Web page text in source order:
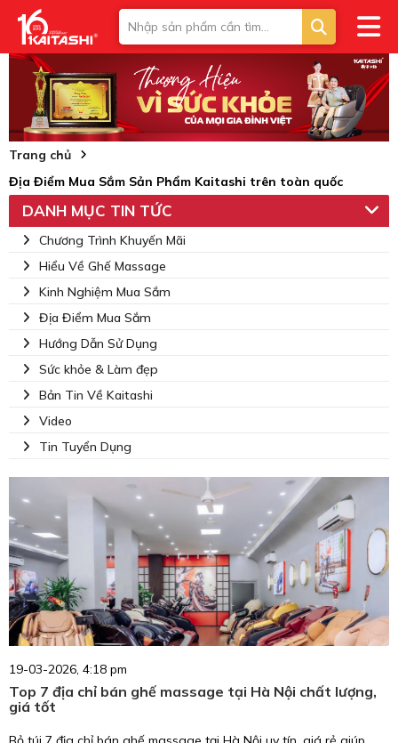
Trang chủ
Địa Điểm Mua Sắm Sản Phẩm Kaitashi trên toàn quốc
DANH MỤC TIN TỨC
Chương Trình Khuyến Mãi
Hiểu Về Ghế Massage
Kinh Nghiệm Mua Sắm
Địa Điểm Mua Sắm
Hướng Dẫn Sử Dụng
Sức khỏe & Làm đẹp
Bản Tin Về Kaitashi
Video
Tin Tuyển Dụng
19-03-2026, 4:18 pm
Top 7 địa chỉ bán ghế massage tại Hà Nội chất lượng,
giá tốt